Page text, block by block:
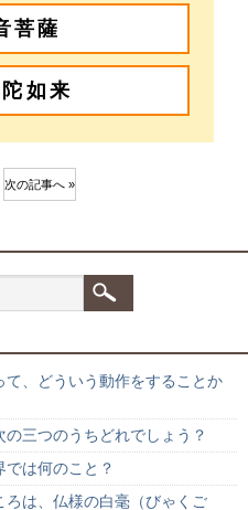
菩薩
如来
次の記事へ »
、どういう動作をすることか
三つのうちどれでしょう？
は何のこと？
は、仏様の白毫（びゃくご